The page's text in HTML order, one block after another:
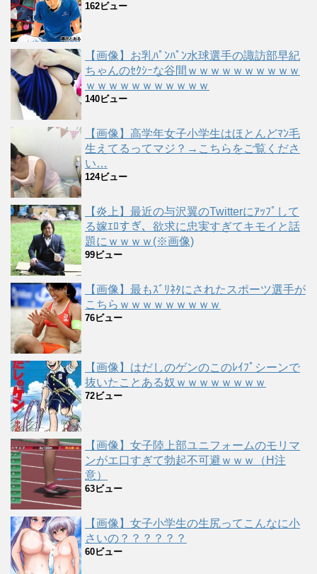
162ビュー
【画像】お乳ﾊﾟﾝﾊﾟﾝ水球選手の諏訪部早紀
ちゃんのｾｸｼｰな谷間ｗｗｗｗｗｗｗｗｗｗ
ｗｗｗｗｗｗｗｗｗｗｗ
140ビュー
【画像】高学年女子小学生はほとんどﾏﾝ毛
生えてるってマジ？→こちらをご覧くださ
い…
124ビュー
【炎上】最近の与沢翼のTwitterにｱｯﾌﾟして
る嫁ｴﾛすぎ、欲求に忠実すぎてキモイと話
題にｗｗｗｗ(※画像)
99ビュー
【画像】最もｽﾞﾘﾈﾀにされたスポーツ選手が
こちらｗｗｗｗｗｗｗｗｗ
76ビュー
【画像】はだしのゲンのこのﾚｲﾌﾟシーンで
抜いたことある奴ｗｗｗｗｗｗｗｗ
72ビュー
【画像】女子陸上部ユニフォームのモリマ
ンがエ口すぎて勃起不可避ｗｗｗ（H注
意）
63ビュー
【画像】女子小学生の生尻ってこんなに小
さいの？？？？？？
60ビュー